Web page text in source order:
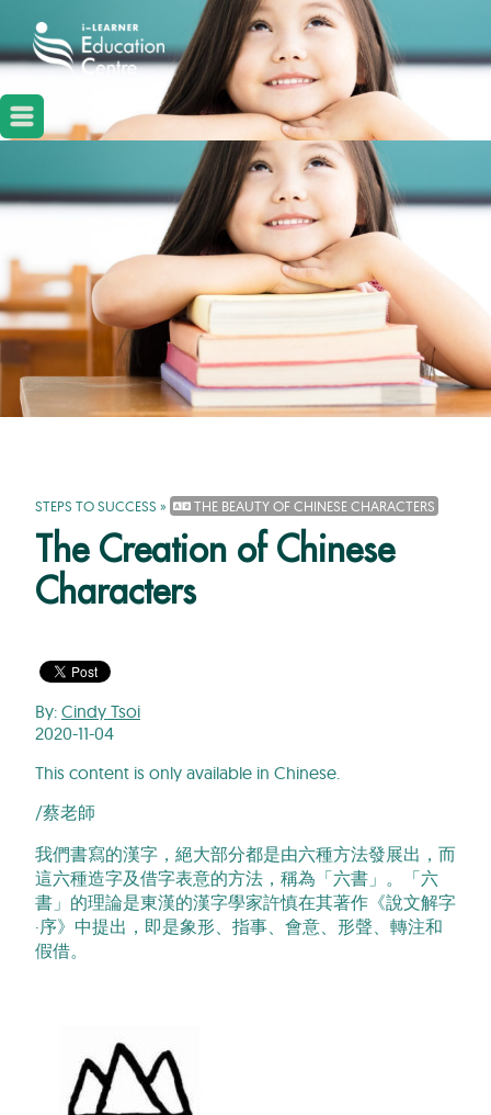
STEPS TO SUCCESS » THE BEAUTY OF CHINESE CHARACTERS
The Creation of Chinese
Characters
By: Cindy Tsoi
2020-11-04
This content is only available in Chinese.
/蔡老師
我們書寫的漢字，絕大部分都是由六種方法發展出，而
這六種造字及借字表意的方法，稱為「六書」。「六
書」的理論是東漢的漢字學家許慎在其著作《說文解字
·序》中提出，即是象形、指事、會意、形聲、轉注和
假借。